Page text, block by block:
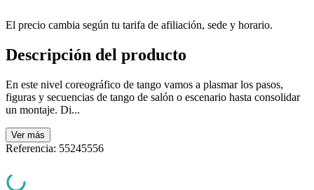
El precio cambia según tu tarifa de afiliación, sede y horario.
Descripción del producto
En este nivel coreográfico de tango vamos a plasmar los pasos,
figuras y secuencias de tango de salón o escenario hasta consolidar
un montaje. Di...
Ver más
Referencia: 55245556